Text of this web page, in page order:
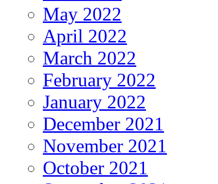
May 2022
April 2022
March 2022
February 2022
January 2022
December 2021
November 2021
October 2021